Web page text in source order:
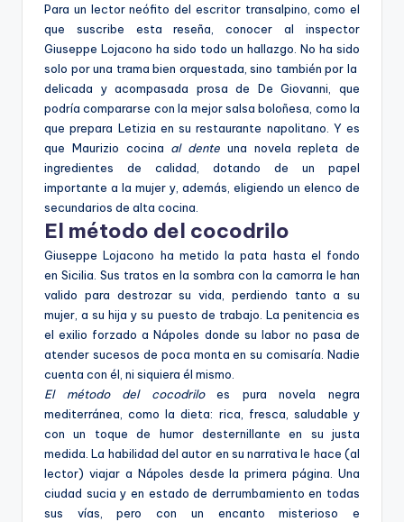
Para un lector neófito del escritor transalpino, como el
que suscribe esta reseña, conocer al inspector
Giuseppe Lojacono ha sido todo un hallazgo. No ha sido
solo por una trama bien orquestada, sino también por la
delicada y acompasada prosa de De Giovanni, que
podría compararse con la mejor salsa boloñesa, como la
que prepara Letizia en su restaurante napolitano. Y es
que Maurizio cocina al dente una novela repleta de
ingredientes de calidad, dotando de un papel
importante a la mujer y, además, eligiendo un elenco de
secundarios de alta cocina.
El método del cocodrilo
Giuseppe Lojacono ha metido la pata hasta el fondo
en Sicilia. Sus tratos en la sombra con la camorra le han
valido para destrozar su vida, perdiendo tanto a su
mujer, a su hija y su puesto de trabajo. La penitencia es
el exilio forzado a Nápoles donde su labor no pasa de
atender sucesos de poca monta en su comisaría. Nadie
cuenta con él, ni siquiera él mismo.
El método del cocodriloes pura novela negra
mediterránea, como la dieta: rica, fresca, saludable y
con un toque de humor desternillante en su justa
medida. La habilidad del autor en su narrativa le hace (al
lector) viajar a Nápoles desde la primera página. Una
ciudad sucia y en estado de derrumbamiento en todas
sus vías, pero con un encanto misterioso e